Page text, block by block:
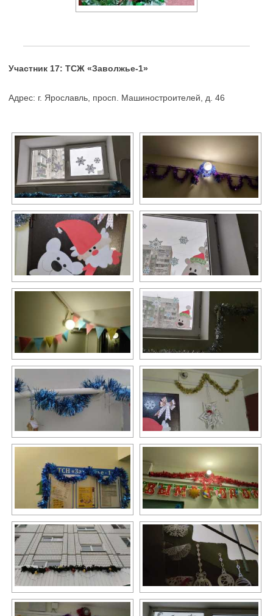
Участник 17: ТСЖ «Заволжье-1»
Адрес: г. Ярославль, просп. Машиностроителей, д. 46